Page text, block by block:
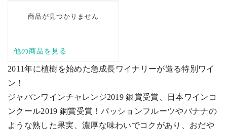
2011年に植樹を始めた急成長ワイナリーが造る特別ワイ
ン！
ジャパンワインチャレンジ2019銀賞受賞、日本ワインコ
ンクール2019 銅賞受賞！パッションフルーツやバナナの
ような熟した果実、濃厚な味わいでコクがあり、おだや